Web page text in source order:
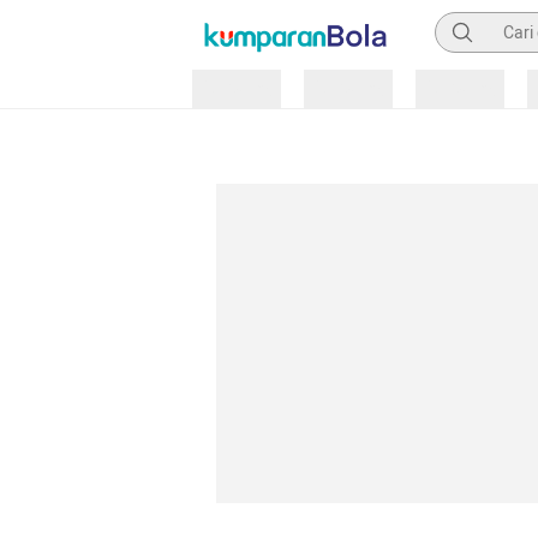
Pencarian